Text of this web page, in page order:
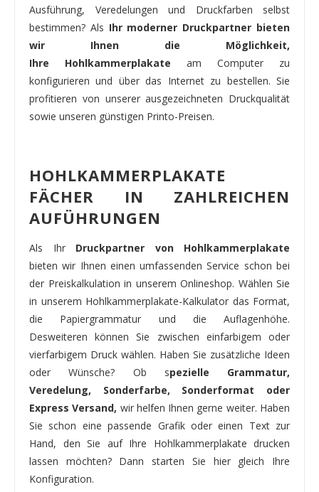
Ausführung, Veredelungen und Druckfarben selbst
bestimmen? Als Ihr moderner Druckpartner bieten
wir Ihnen die Möglichkeit,
Ihre Hohlkammerplakate am Computer zu
konfigurieren und über das Internet zu bestellen. Sie
profitieren von unserer ausgezeichneten Druckqualität
sowie unseren günstigen Printo-Preisen.
HOHLKAMMERPLAKATE
FÄCHER IN ZAHLREICHEN
AUFÜHRUNGEN
Als Ihr Druckpartner von Hohlkammerplakate
bieten wir Ihnen einen umfassenden Service schon bei
der Preiskalkulation in unserem Onlineshop. Wählen Sie
in unserem Hohlkammerplakate-Kalkulator das Format,
die Papiergrammatur und die Auflagenhöhe.
Desweiteren können Sie zwischen einfarbigem oder
vierfarbigem Druck wählen. Haben Sie zusätzliche Ideen
oder Wünsche? Ob spezielle Grammatur,
Veredelung, Sonderfarbe, Sonderformat oder
Express Versand, wir helfen Ihnen gerne weiter. Haben
Sie schon eine passende Grafik oder einen Text zur
Hand, den Sie auf Ihre Hohlkammerplakate drucken
lassen möchten? Dann starten Sie hier gleich Ihre
Konfiguration.